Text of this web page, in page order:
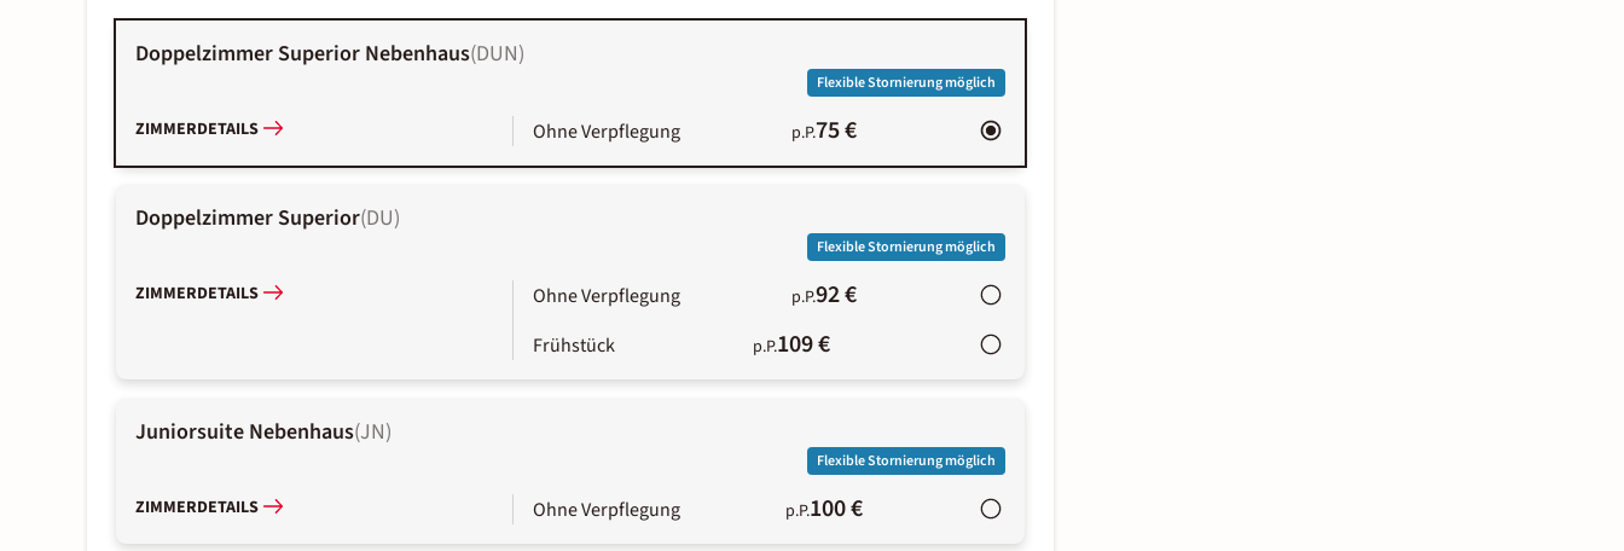
Doppelzimmer Superior Nebenhaus(DUN)
Flexible Stornierung möglich
ZIMMERDETAILS Ohne Verpflegung p.P.75 €
Doppelzimmer Superior(DU)
Flexible Stornierung möglich
ZIMMERDETAILS Ohne Verpflegung p.P.92 €
Frühstück p.P.109 €
Juniorsuite Nebenhaus(JN)
Flexible Stornierung möglich
ZIMMERDETAILS Ohne Verpflegung p.P.100 €